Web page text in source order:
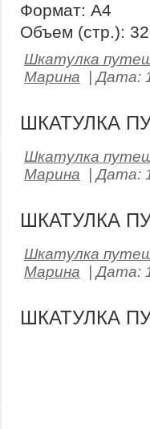
Формат: А4
Объем (стр.): 32
Шкатулка
Марина
|Дата:
ШКАТУЛКА
Шкатулка
Марина
|Дата:
ШКАТУЛКА
Шкатулка
Марина
|Дата:
ШКАТУЛКА